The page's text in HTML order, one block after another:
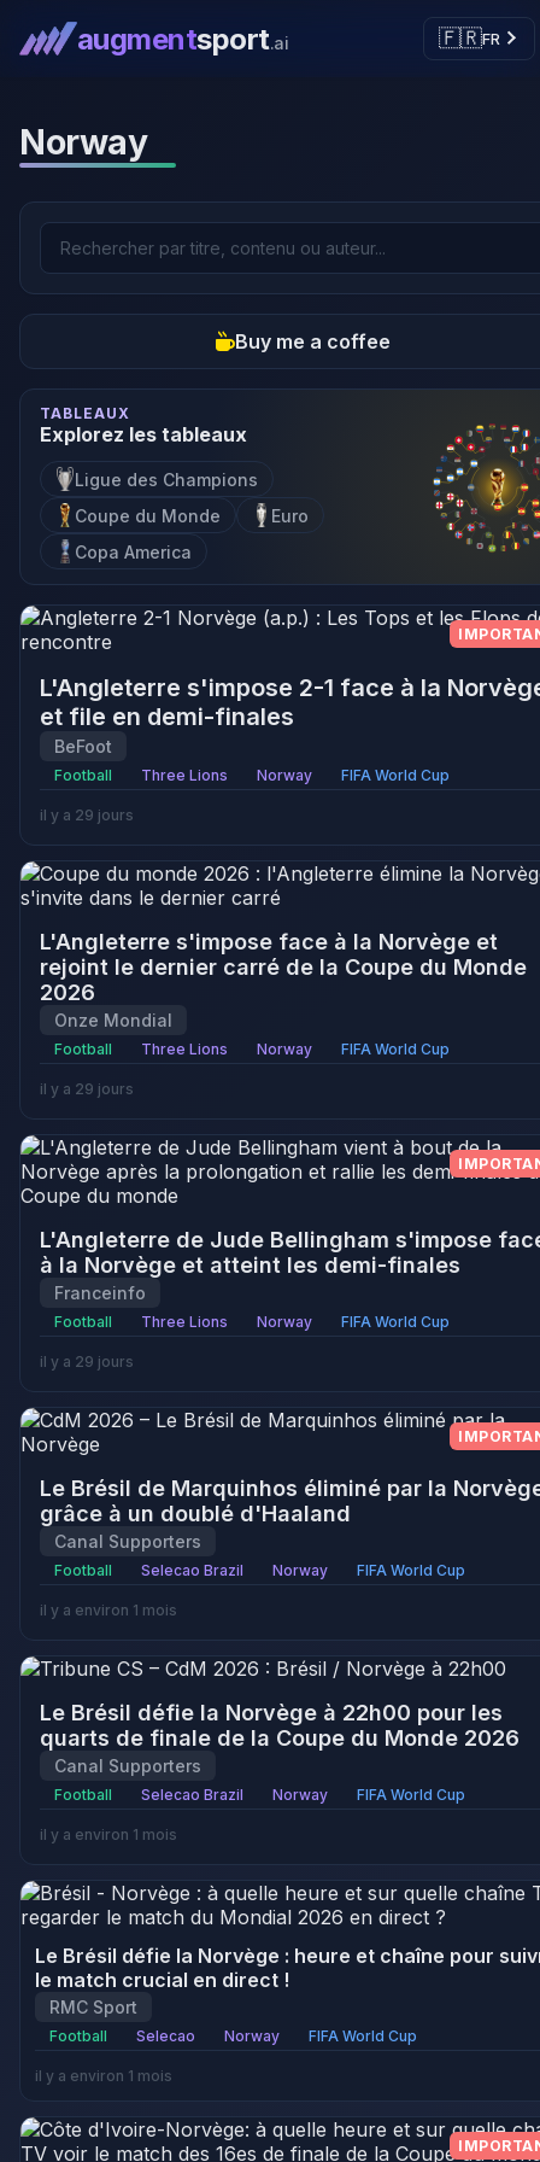
augmentsport.ai 🇫🇷FR
Norway
Buy me a coffee
TABLEAUX
Explorez les tableaux
Ligue des Champions
Coupe du Monde
Euro
Copa America
L'Angleterre s'impose 2-1 face à la
et file en demi-finales
BeFoot
Football Three Lions Norway FIFA World Cup
il y a 29 jours
L'Angleterre s'impose face à la Norvège et
rejoint le dernier carré de la Coupe du Monde
2026
Onze Mondial
Football Three Lions Norway FIFA World Cup
il y a 29 jours
L'Angleterre de Jude Bellingham s'impose
à la Norvège et atteint les demi-finales
Franceinfo
Football Three Lions Norway FIFA World Cup
il y a 29 jours
Le Brésil de Marquinhos éliminé par la
grâce à un doublé d'Haaland
Canal Supporters
Football Selecao Brazil Norway FIFA World Cup
il y a environ 1 mois
Le Brésil défie la Norvège à 22h00 pour les
quarts de finale de la Coupe du Monde 2026
Canal Supporters
Football Selecao Brazil Norway FIFA World Cup
il y a environ 1 mois
Le Brésil défie la Norvège : heure et chaîne pour
le match crucial en direct !
RMC Sport
Football Selecao Norway FIFA World Cup
il y a environ 1 mois